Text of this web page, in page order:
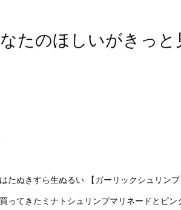
たのほしいがきっと
たぬきすら生ぬるい 【ガーリックシュリンプ
ってきたミナトシュリンプマリネードとピ